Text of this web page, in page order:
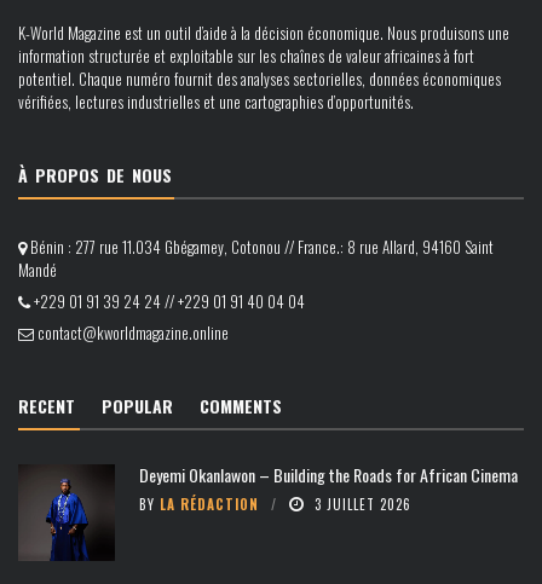
K-World Magazine est un outil d’aide à la décision économique. Nous produisons une
information structurée et exploitable sur les chaînes de valeur africaines à fort
potentiel. Chaque numéro fournit des analyses sectorielles, données économiques
vérifiées, lectures industrielles et une cartographies d’opportunités.
À PROPOS DE NOUS
Bénin : 277 rue 11.034 Gbégamey, Cotonou // France.: 8 rue Allard, 94160 Saint
Mandé
+229 01 91 39 24 24 // +229 01 91 40 04 04
contact@kworldmagazine.online
RECENT POPULAR COMMENTS
Deyemi Okanlawon – Building the Roads for African Cinema
BY LA RÉDACTION 3 JUILLET 2026